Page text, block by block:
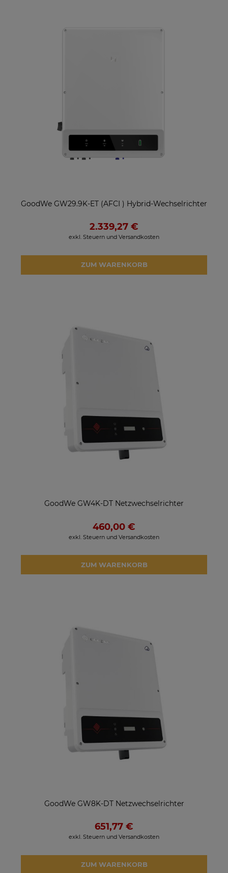
GoodWe GW29.9K-ET (AFCI ) Hybrid-Wechselrichter
2.339,27 €
exkl. Steuern und Versandkosten
ZUM WARENKORB
GoodWe GW4K-DT Netzwechselrichter
460,00 €
exkl. Steuern und Versandkosten
ZUM WARENKORB
GoodWe GW8K-DT Netzwechselrichter
651,77 €
exkl. Steuern und Versandkosten
ZUM WARENKORB